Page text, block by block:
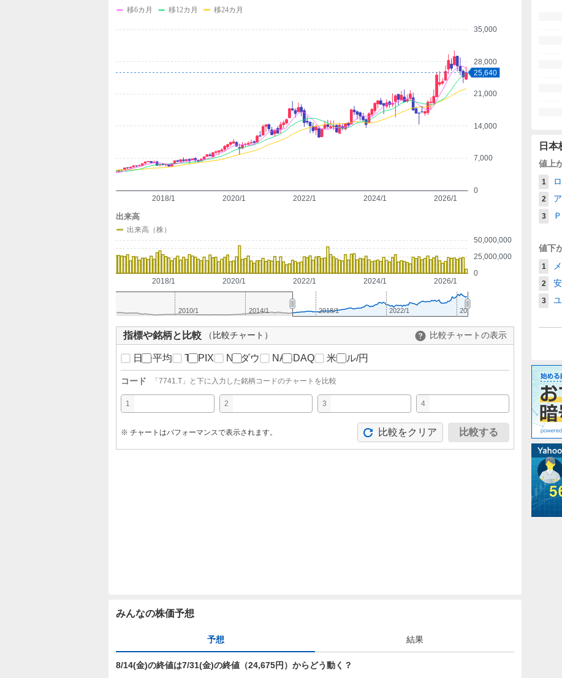
標
の
定
0
7,000
14,000
21,000
28,000
35,000
2018/1 2022/1 2026/1
2020/1 2024/1
25,640
移6カ月 移12カ月 移24カ月
0
25,000,000
50,000,000
2018/1 2022/1 2026/1
2020/1 2024/1
出来高
出来高（株）
2014/1 2022/1
2010/1 2018/1 2026/1
指標や銘柄と比較 （比較チャート） 比較チャートの表示
日経平均 TOPIX NYダウ NASDAQ 米ドル/円
コード 「 7741.T 」と下に入力した銘柄コードのチャートを比較
1 2 3 4
※ チャートはパフォーマンスで表示されます。 比較をクリア 比較する
みんなの株価予想
予想 結果
8/14(金)の終値は7/31(金)の終値（24,675円）からどう動く？
日
値上
1
2
3
値下
1
2
3